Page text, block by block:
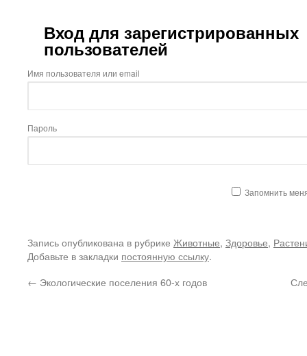
Вход для зарегистрированных
пользователей
Имя пользователя или email
Пароль
Запомнить
Запись опубликована в рубрике Животные, Здоровье,
Добавьте в закладки постоянную ссылку.
← Экологические поселения 60-х годов